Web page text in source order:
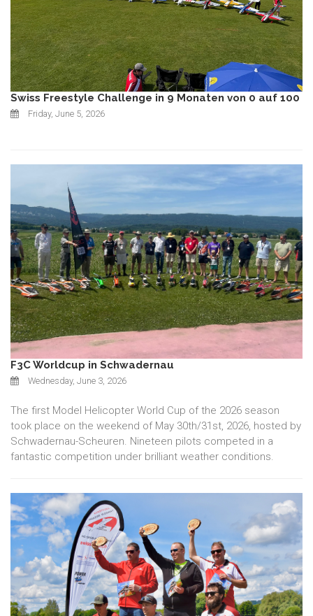
Swiss Freestyle Challenge in 9 Monaten von 0 auf 100
Friday, June 5, 2026
F3C Worldcup in Schwadernau
Wednesday, June 3, 2026
The first Model Helicopter World Cup of the 2026 season
took place on the weekend of May 30th/31st, 2026, hosted by
Schwadernau-Scheuren. Nineteen pilots competed in a
fantastic competition under brilliant weather conditions.